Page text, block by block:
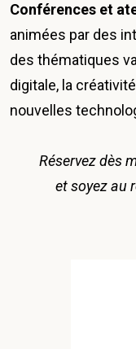
Conférences et
animées par des
des thématiques
digitale, la
nouvelles
Réservez dès
et soyez au